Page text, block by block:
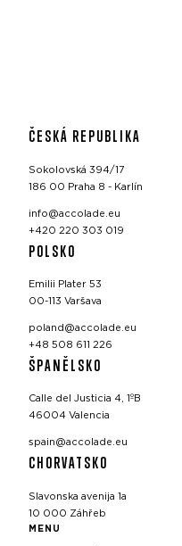
ČESKÁ REPUBLIKA
Sokolovská 394/17
186 00 Praha 8 - Karlín
info@accolade.eu
+420 220 303 019
POLSKO
Emilii Plater 53
00-113 Varšava
poland@accolade.eu
+48 508 611 226
ŠPANĚLSKO
Calle del Justicia 4, 1ºB
46004 Valencia
spain@accolade.eu
CHORVATSKO
Slavonska avenija 1a
10 000 Záhřeb
MENU